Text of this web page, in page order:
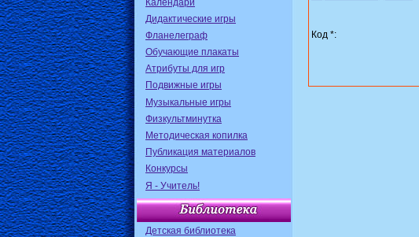
Дидактические игры
Фланелеграф
Обучающие плакаты
Атрибуты для игр
Подвижные игры
Музыкальные игры
Физкультминутка
Методическая копилка
Публикация материалов
Конкурсы
Я - Учитель!
Детская библиотека
Код *: